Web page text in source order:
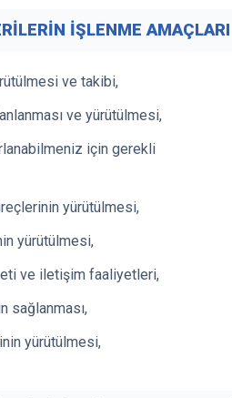
İŞLENME AMAÇLARI
ve takibi,
ve yürütülmesi,
için gerekli
yürütülmesi,
yürütülmesi,
ve iletişim faaliyetleri,
sağlanması,
yürütülmesi,